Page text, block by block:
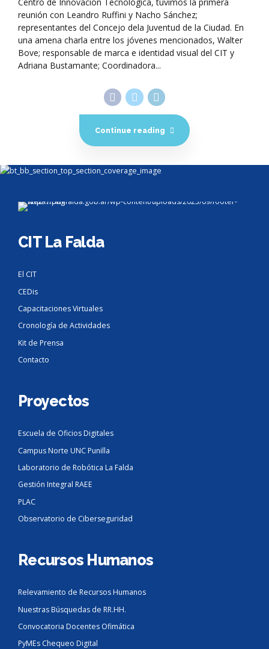
reunión con Leandro Ruffini y Nacho Sánchez;
representantes del Concejo dela Juventud de la Ciudad. En
una amena charla entre los jóvenes mencionados, Walter
Bove; responsable de marca e identidad visual del CIT y
Adriana Bustamante; Coordinadora...
Continue reading
CIT La Falda
El CIT
CEDis
Capacitaciones Virtuales
Cronología de Actividades
Kit de Prensa
Contacto
Proyectos
Escuela de Oficios Digitales
Campus Norte UNC Punilla
Laboratorio de Robótica La Falda
Gestión Integral RAEE
PLAC
Observatorio de Ciberseguridad
Recursos Humanos
Relevamiento de Recursos Humanos
Nuestras Búsquedas de RR.HH.
Convocatoria Docentes Ofimática
PyMEs Chequeo Digital